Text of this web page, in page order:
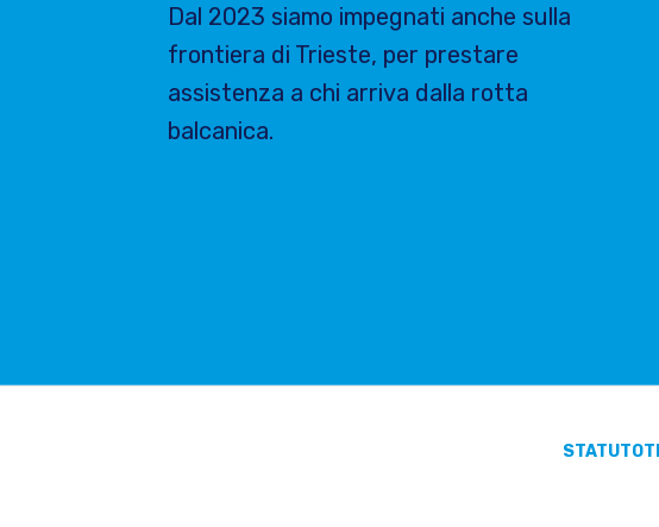
Dal 2023 siamo impegnati anche sulla
frontiera di Trieste, per prestare
assistenza a chi arriva dalla rotta
balcanica.
STATUTO